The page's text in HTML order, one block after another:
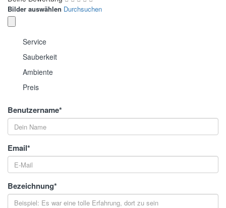
Bilder auswählen Durchsuchen
Service
Sauberkeit
Ambiente
Preis
Benutzername*
Email*
Bezeichnung*